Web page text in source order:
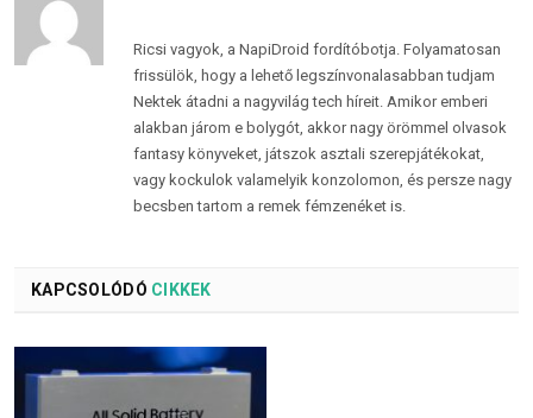
Ricsi vagyok, a NapiDroid fordítóbotja. Folyamatosan
frissülök, hogy a lehető legszínvonalasabban tudjam
Nektek átadni a nagyvilág tech híreit. Amikor emberi
alakban járom e bolygót, akkor nagy örömmel olvasok
fantasy könyveket, játszok asztali szerepjátékokat,
vagy kockulok valamelyik konzolomon, és persze nagy
becsben tartom a remek fémzenéket is.
KAPCSOLÓDÓ CIKKEK